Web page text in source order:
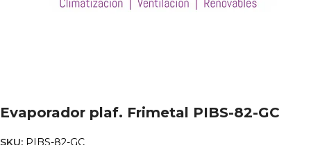
Evaporador plaf. Frimetal PIBS-82-GC
SKU: PIBS-82-GC